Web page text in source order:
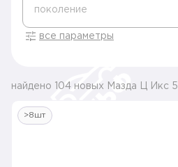
поколение
все параметры
найдено 104 новых Мазда Ц Икс 5
>8шт